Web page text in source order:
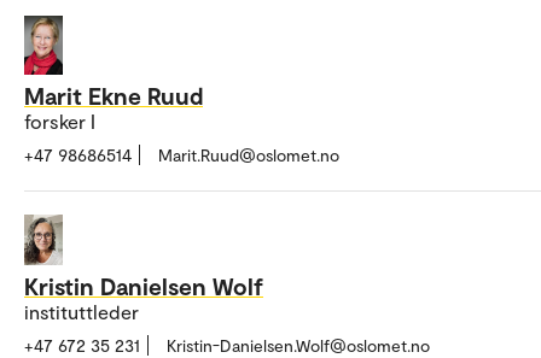
Marit Ekne Ruud
forsker I
+47 98686514 Marit.Ruud@oslomet.no
Kristin Danielsen Wolf
instituttleder
+47 672 35 231 Kristin-Danielsen.Wolf@oslomet.no